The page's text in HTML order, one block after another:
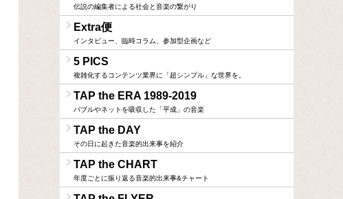
伝説の編集者による社会と音楽の繋がり
Extra便
インタビュー、臨時コラム、参加型企画など
5 PICS
複雑化するコンテンツ業界に「超シンプル」な世界を。
TAP the ERA 1989-2019
バブルやネットを吸収した「平成」の音楽
TAP the DAY
その日に起きた音楽的出来事を紹介
TAP the CHART
年度ごとに振り返る音楽的出来事&チャート